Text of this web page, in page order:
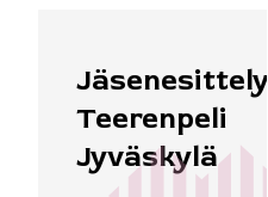
Jäsenesittely:
Teerenpeli
Jyväskylä